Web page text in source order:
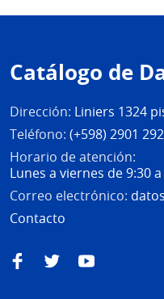
de
página
Catálogo de
Dirección: Liniers 1324
Teléfono: (+598) 2901
Horario de atención:
Lunes a viernes de 9:30
Correo electrónico:
Contacto
FacebookTwitterYouTube